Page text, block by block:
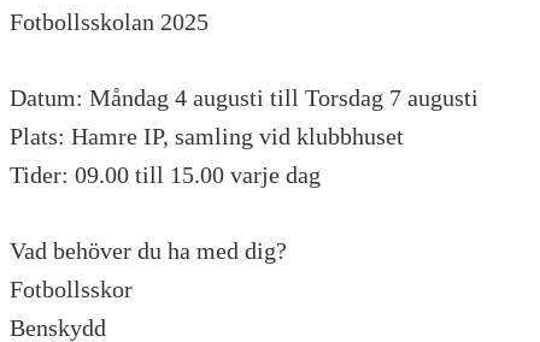
Fotbollsskolan 2025
Datum: Måndag 4 augusti till Torsdag 7 augusti
Plats: Hamre IP, samling vid klubbhuset
Tider: 09.00 till 15.00 varje dag
Vad behöver du ha med dig?
Fotbollsskor
Benskydd